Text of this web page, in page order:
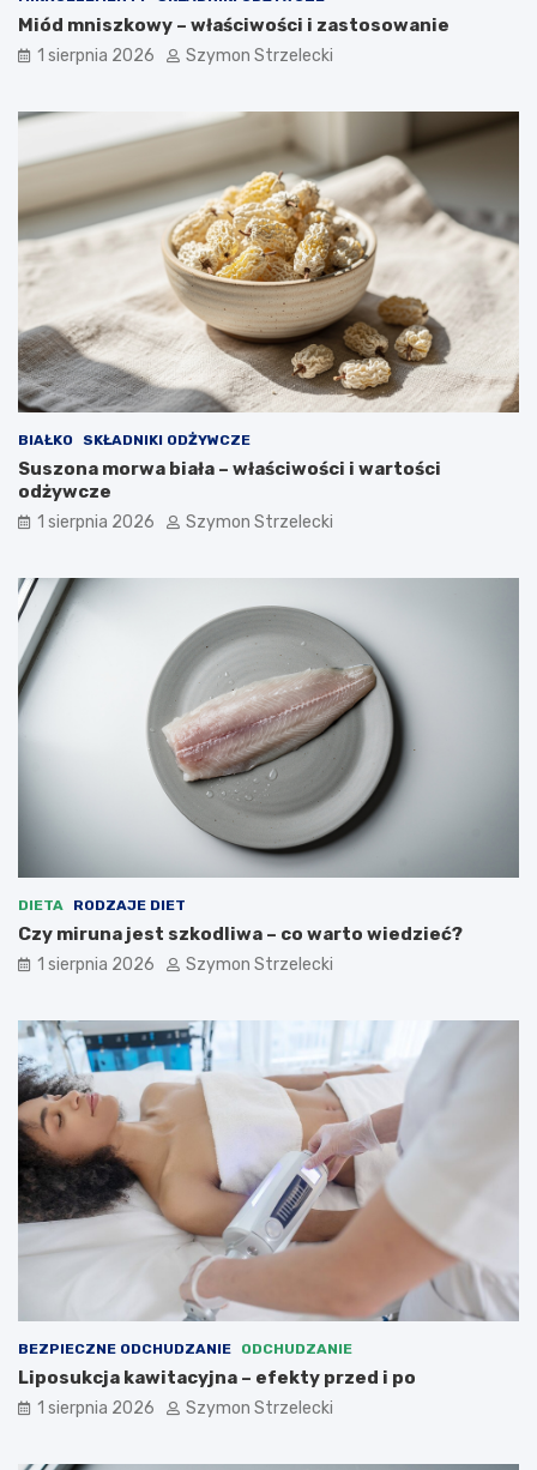
Miód mniszkowy – właściwości i zastosowanie
1 sierpnia 2026 Szymon Strzelecki
BIAŁKO SKŁADNIKI ODŻYWCZE
Suszona morwa biała – właściwości i wartości
odżywcze
1 sierpnia 2026 Szymon Strzelecki
DIETA RODZAJE DIET
Czy miruna jest szkodliwa – co warto wiedzieć?
1 sierpnia 2026 Szymon Strzelecki
BEZPIECZNE ODCHUDZANIE ODCHUDZANIE
Liposukcja kawitacyjna – efekty przed i po
1 sierpnia 2026 Szymon Strzelecki